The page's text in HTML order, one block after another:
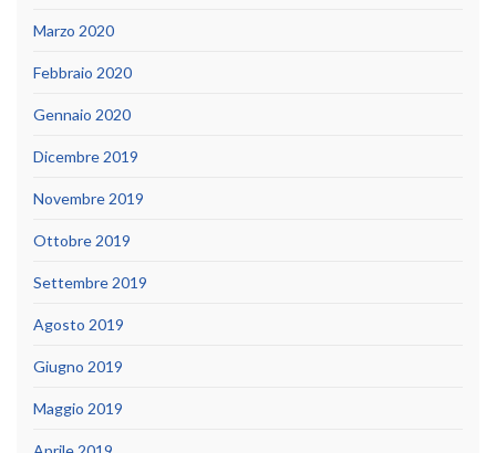
Marzo 2020
Febbraio 2020
Gennaio 2020
Dicembre 2019
Novembre 2019
Ottobre 2019
Settembre 2019
Agosto 2019
Giugno 2019
Maggio 2019